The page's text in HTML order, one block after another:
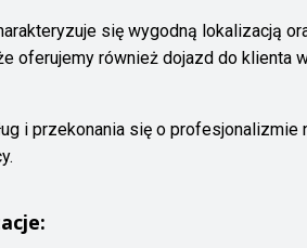
się wygodną lokalizacją
oferujemy również dojazd do
i przekonania się o